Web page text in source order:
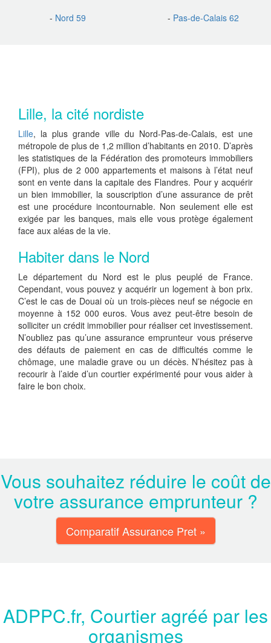
- Nord 59 - Pas-de-Calais 62
Lille, la cité nordiste
Lille, la plus grande ville du Nord-Pas-de-Calais, est une
métropole de plus de 1,2 million d’habitants en 2010. D’après
les statistiques de la Fédération des promoteurs immobiliers
(FPI), plus de 2 000 appartements et maisons à l’état neuf
sont en vente dans la capitale des Flandres. Pour y acquérir
un bien immobilier, la souscription d’une assurance de prêt
est une procédure incontournable. Non seulement elle est
exigée par les banques, mais elle vous protège également
face aux aléas de la vie.
Habiter dans le Nord
Le département du Nord est le plus peuplé de France.
Cependant, vous pouvez y acquérir un logement à bon prix.
C’est le cas de Douai où un trois-pièces neuf se négocie en
moyenne à 152 000 euros. Vous avez peut-être besoin de
solliciter un crédit immobilier pour réaliser cet investissement.
N’oubliez pas qu’une assurance emprunteur vous préserve
des défauts de paiement en cas de difficultés comme le
chômage, une maladie grave ou un décès. N’hésitez pas à
recourir à l’aide d’un courtier expérimenté pour vous aider à
faire le bon choix.
Vous souhaitez réduire le coût de
votre assurance emprunteur ?
Comparatif Assurance Pret »
ADPPC.fr, Courtier agréé par les
organismes